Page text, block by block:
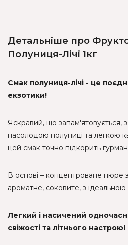
Детальніше про
Полуниця-Лічі 1кг
Смак полуниця-лічі - це
екзотики!
Яскравий, що запам'ятовується,
насолодою полуниці та легкою
цей смак точно підкорить
В основі – концентроване пюре
ароматне, соковите, з
Легкий і насичений
свіжості та літнього настрою!